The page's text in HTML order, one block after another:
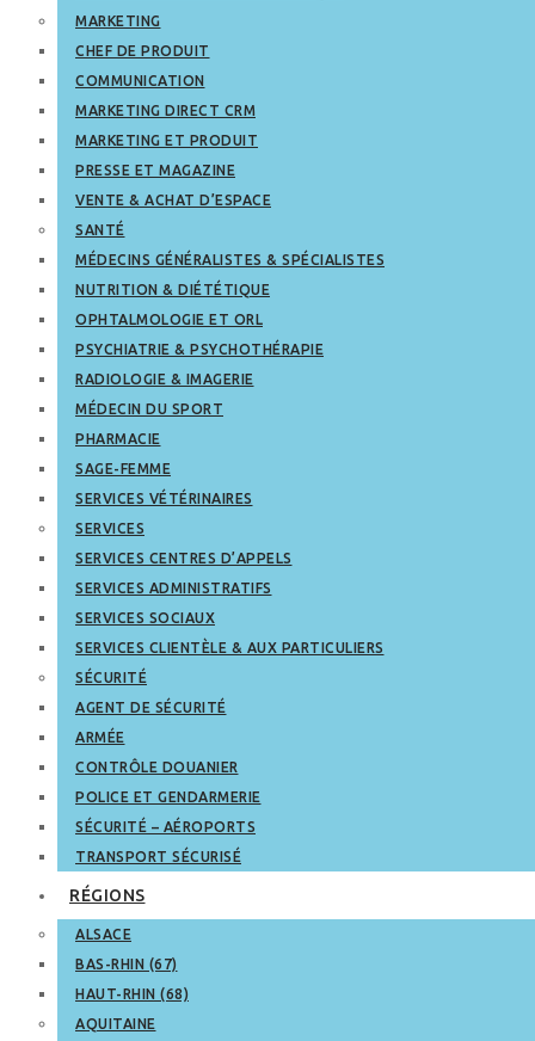
MARKETING
CHEF DE PRODUIT
COMMUNICATION
MARKETING DIRECT CRM
MARKETING ET PRODUIT
PRESSE ET MAGAZINE
VENTE & ACHAT D’ESPACE
SANTÉ
MÉDECINS GÉNÉRALISTES & SPÉCIALISTES
NUTRITION & DIÉTÉTIQUE
OPHTALMOLOGIE ET ORL
PSYCHIATRIE & PSYCHOTHÉRAPIE
RADIOLOGIE & IMAGERIE
MÉDECIN DU SPORT
PHARMACIE
SAGE-FEMME
SERVICES VÉTÉRINAIRES
SERVICES
SERVICES CENTRES D’APPELS
SERVICES ADMINISTRATIFS
SERVICES SOCIAUX
SERVICES CLIENTÈLE & AUX PARTICULIERS
SÉCURITÉ
AGENT DE SÉCURITÉ
ARMÉE
CONTRÔLE DOUANIER
POLICE ET GENDARMERIE
SÉCURITÉ – AÉROPORTS
TRANSPORT SÉCURISÉ
RÉGIONS
ALSACE
BAS-RHIN (67)
HAUT-RHIN (68)
AQUITAINE